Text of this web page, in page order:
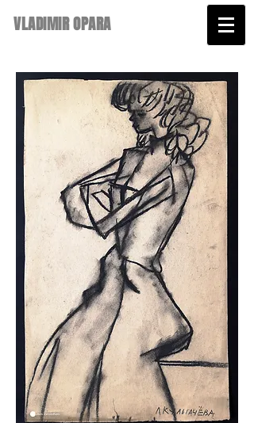
VLADIMIR OPARA